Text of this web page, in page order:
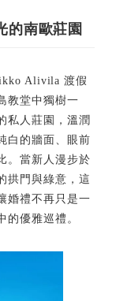
的南歐莊園
Alivila 渡假
教堂中獨樹一
私人莊園，溫潤
白的牆面、眼前
。當新人漫步於
拱門與綠意，這
婚禮不再只是一
的優雅巡禮。